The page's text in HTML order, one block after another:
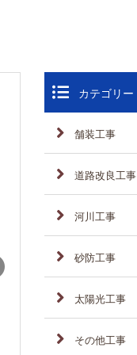
カテゴリー
舗装工事
道路改良工事
河川工事
砂防工事
太陽光工事
その他工事